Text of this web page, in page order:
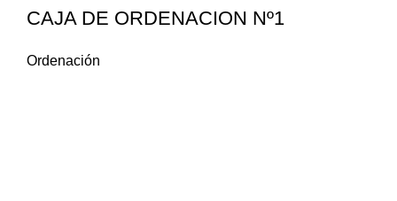
CAJA DE ORDENACION Nº1
Ordenación